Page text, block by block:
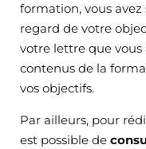
formation, vous
regard de votre
votre lettre que vous
contenus de la
vos objectifs.
Par ailleurs, pour
est possible de